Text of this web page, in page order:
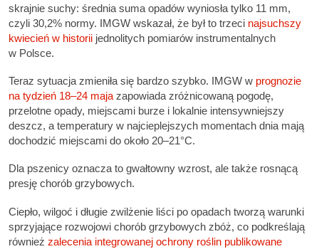
skrajnie suchy: średnia suma opadów wyniosła tylko 11 mm,
czyli 30,2% normy. IMGW wskazał, że był to trzeci najsuchszy
kwiecień w historii jednolitych pomiarów instrumentalnych
w Polsce.
Teraz sytuacja zmieniła się bardzo szybko. IMGW w prognozie
na tydzień 18–24 maja zapowiada zróżnicowaną pogodę,
przelotne opady, miejscami burze i lokalnie intensywniejszy
deszcz, a temperatury w najcieplejszych momentach dnia mają
dochodzić miejscami do około 20–21°C.
Dla pszenicy oznacza to gwałtowny wzrost, ale także rosnącą
presję chorób grzybowych.
Ciepło, wilgoć i długie zwilżenie liści po opadach tworzą warunki
sprzyjające rozwojowi chorób grzybowych zbóż, co podkreślają
również zalecenia integrowanej ochrony roślin publikowane